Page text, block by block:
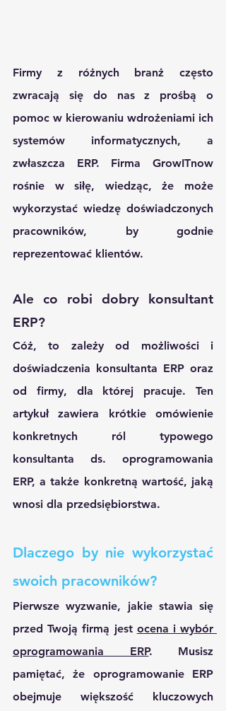
Firmy z różnych branż często
zwracają się do nas z prośbą o
pomoc w kierowaniu wdrożeniami ich
systemów informatycznych, a
zwłaszcza ERP. Firma GrowITnow
rośnie w siłę, wiedząc, że może
wykorzystać wiedzę doświadczonych
pracowników, by godnie
reprezentować klientów.
Ale co robi dobry konsultant
ERP?
Cóż, to zależy od możliwości i
doświadczenia konsultanta ERP oraz
od firmy, dla której pracuje. Ten
artykuł zawiera krótkie omówienie
konkretnych ról typowego
konsultanta ds. oprogramowania
ERP, a także konkretną wartość, jaką
wnosi dla przedsiębiorstwa.
Dlaczego by nie wykorzystać
swoich pracowników?
Pierwsze wyzwanie, jakie stawia się
przed Twoją firmą jest ocena i wybór
oprogramowania ERP. Musisz
pamiętać, że oprogramowanie ERP
obejmuje większość kluczowych